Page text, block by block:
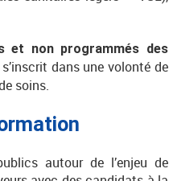
et non programmés des
dans une volonté de
soins.
autour de l’enjeu de